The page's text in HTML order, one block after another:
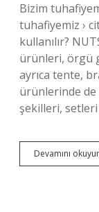
Bizim
tuhafiyemiz ›
kullanılır?
ürünleri, örgü
ayrıca tente,
ürünlerinde de
şekilleri,
Devamını